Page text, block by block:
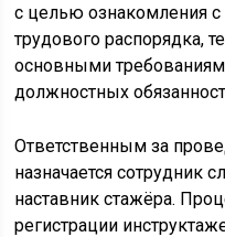
с целью ознакомления
трудового распорядка,
основными
должностных
Ответственным за
назначается сотрудник
наставник стажёра.
регистрации